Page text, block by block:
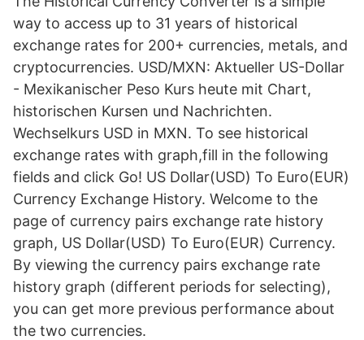
way to access up to 31 years of historical
exchange rates for 200+ currencies, metals, and
cryptocurrencies. USD/MXN: Aktueller US-Dollar
- Mexikanischer Peso Kurs heute mit Chart,
historischen Kursen und Nachrichten.
Wechselkurs USD in MXN. To see historical
exchange rates with graph,fill in the following
fields and click Go! US Dollar(USD) To Euro(EUR)
Currency Exchange History. Welcome to the
page of currency pairs exchange rate history
graph, US Dollar(USD) To Euro(EUR) Currency.
By viewing the currency pairs exchange rate
history graph (different periods for selecting),
you can get more previous performance about
the two currencies.